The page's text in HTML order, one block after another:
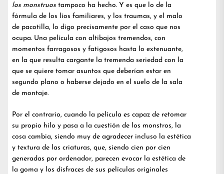
los monstruos tampoco ha hecho. Y es que lo de la
fórmula de los líos familiares, y los traumas, y el malo
de pacotilla, lo digo precisamente por el caso que nos
ocupa. Una película con altibajos tremendos, con
momentos farragosos y fatigosos hasta lo extenuante,
en la que resulta cargante la tremenda seriedad con la
que se quiere tomar asuntos que deberían estar en
segundo plano o haberse dejado en el suelo de la sala
de montaje.
Por el contrario, cuando la película es capaz de retomar
su propio hilo y pasa a la cuestión de los monstros, la
cosa cambia, siendo muy de agradecer incluso la estética
y textura de las criaturas, que, siendo cien por cien
generadas por ordenador, parecen evocar la estética de
la goma y los disfraces de sus películas originales